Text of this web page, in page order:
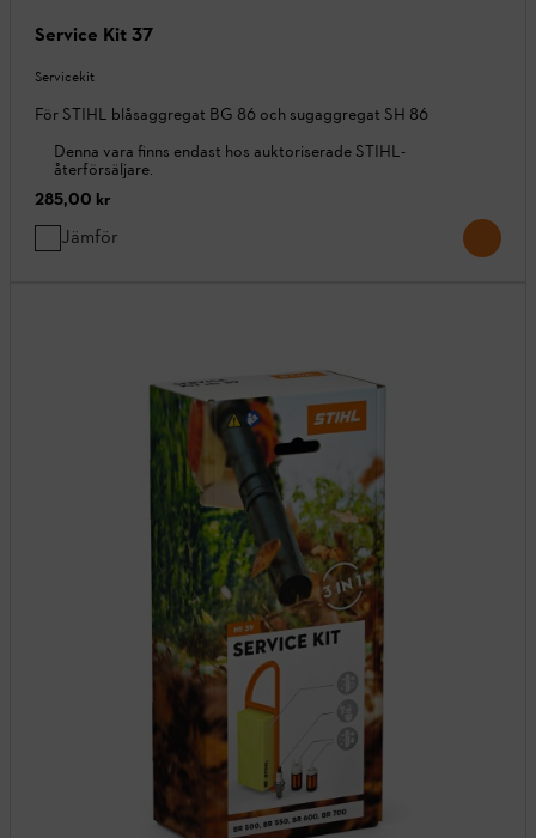
Service Kit 37
Servicekit
För STIHL blåsaggregat BG 86 och sugaggregat SH 86
Denna vara finns endast hos auktoriserade STIHL-
återförsäljare.
285,00 kr
Jämför